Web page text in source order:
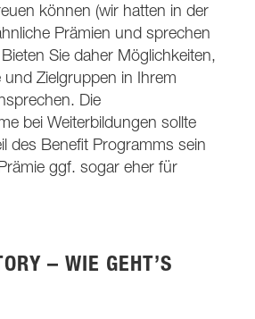
können (wir hatten in der
Prämien und sprechen
Sie daher Möglichkeiten,
und Zielgruppen in Ihrem
Die
bei Weiterbildungen sollte
des Benefit Programms sein
ggf. sogar eher für
– WIE GEHT’S